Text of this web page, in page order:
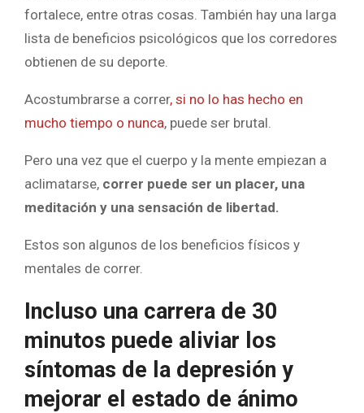
fortalece, entre otras cosas. También hay una larga
lista de beneficios psicológicos que los corredores
obtienen de su deporte.
Acostumbrarse a correr, si no lo has hecho en
mucho tiempo o nunca, puede ser brutal.
Pero una vez que el cuerpo y la mente empiezan a
aclimatarse, correr puede ser un placer, una
meditación y una sensación de libertad.
Estos son algunos de los beneficios físicos y
mentales de correr.
Incluso una carrera de 30
minutos puede aliviar los
síntomas de la depresión y
mejorar el estado de ánimo